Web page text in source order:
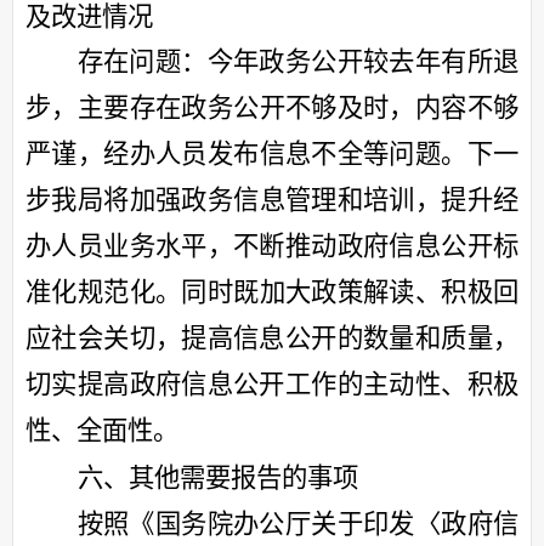
及改进情况
存在问题：今年政务公开较去年有所退
步， 主要存在政务公开不够及时， 内容不够
严谨，经办人员发布信息不全等问题。 下一
步我局将加强政务信息管理和培训 ，提升经
办人员业务水平，不断推动政府信息公开标
准化规范化。 同时既加大政策解读、积极回
应社会关切，提高信息公开的数量和质量，
切实提高政府信息公开工作的主动性、积极
性、全面性。
六、其他需要报告的事项
按照《国务院办公厅关于印发〈政府信